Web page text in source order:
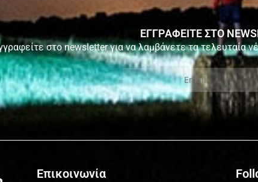
ΕΓΓΡΑΦΕΙΤΕ ΣΤΟ
στο newsletter για να λαμβάνετε τα τελευταία
Επικοινωνία